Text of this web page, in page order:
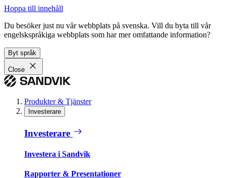
Hoppa till innehåll
Du besöker just nu vår webbplats på svenska. Vill du byta till vår
engelskspråkiga webbplats som har mer omfattande information?
Byt språk
Close
Produkter & Tjänster
Investerare
Investerare
Investera i Sandvik
Rapporter & Presentationer